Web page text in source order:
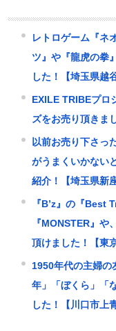
レトロゲーム『ネ
ツ』や『龍虎の拳
した！【埼玉県越
EXILE TRIBEプロ
ズをお売り頂きま
以前お売り下さっ
がうまくいかない
紹介！【埼玉県新
『B’z』の『Best
『MONSTER』や
頂けました！【東
1950年代の主婦の
年」「ぼくら」「
した！【川口市上